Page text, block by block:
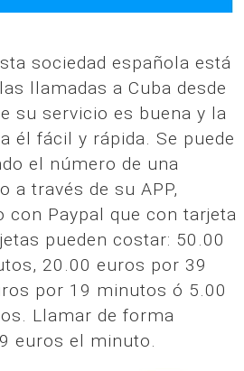
sociedad española está
llamadas a Cuba desde
su servicio es buena y la
él fácil y rápida. Se puede
el número de una
a través de su APP,
con Paypal que con tarjeta
pueden costar: 50.00
20.00 euros por 39
por 19 minutos ó 5.00
Llamar de forma
euros el minuto.